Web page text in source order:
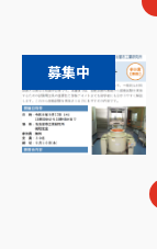
募集中